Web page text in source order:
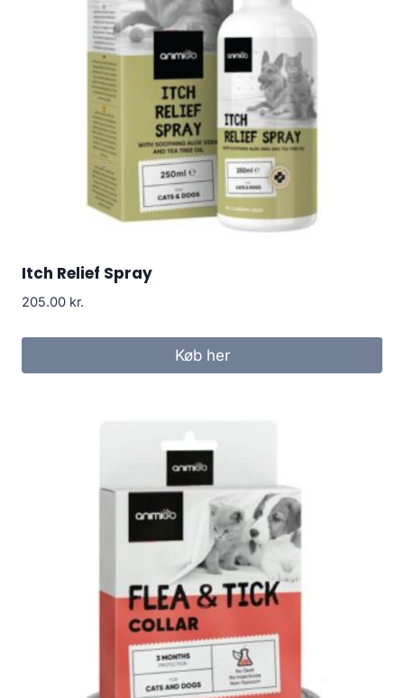
Itch Relief Spray
205.00 kr.
Køb her